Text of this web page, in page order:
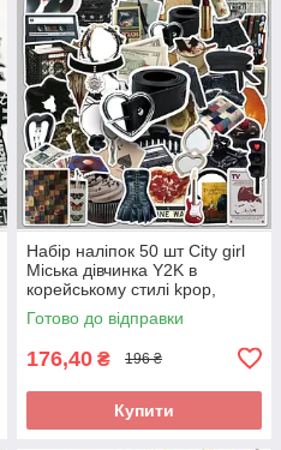
Набір наліпок 50 шт City girl
Міська дівчинка Y2K в
корейському стилі kpop,
наклейка на телефон ноутбук
гаджети
Готово до відправки
176,40 ₴ 196 ₴
Купити